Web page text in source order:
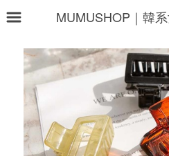
MUMUSHOP｜韓